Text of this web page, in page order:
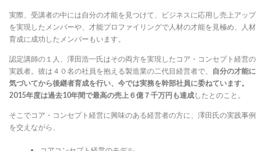
実際、受講者の中には自分の才能を見つけて、ビジネスに応用し売上アップ
を実現したメンバーや、才能プロファイリングで人材の才能を見極め、人材
育成に成功したメンバーもいます。
認定講師の１人、澤田浩一氏はその両方を実現したコア・コンセプト経営の
実践者。彼は４０名の社員を抱える製造業の二代目経営者で、 自分の才能に
気づいてから後継者育成を行い、今では実務を幹部社員に委ねています。
2015年度は過去10年間で最高の売上６億７千万円も達成したとのこと。
そこでコア・コンセプト経営に興味のある経営者の方に、澤田氏の実践事例
を交えながら、